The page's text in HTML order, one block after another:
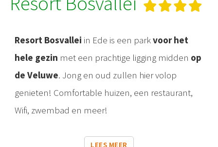
Resort Bosvallei in Ede is een parkvoor het
hele gezin met een prachtige ligging midden op
de Veluwe. Jong en oud zullen hier volop
genieten! Comfortable huizen, een restaurant,
Wifi, zwembad en meer!
LEES MEER